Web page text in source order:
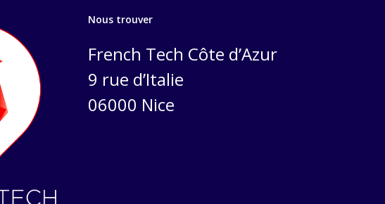
Nous trouver
French Tech Côte d’Azur
9 rue d’Italie
06000 Nice